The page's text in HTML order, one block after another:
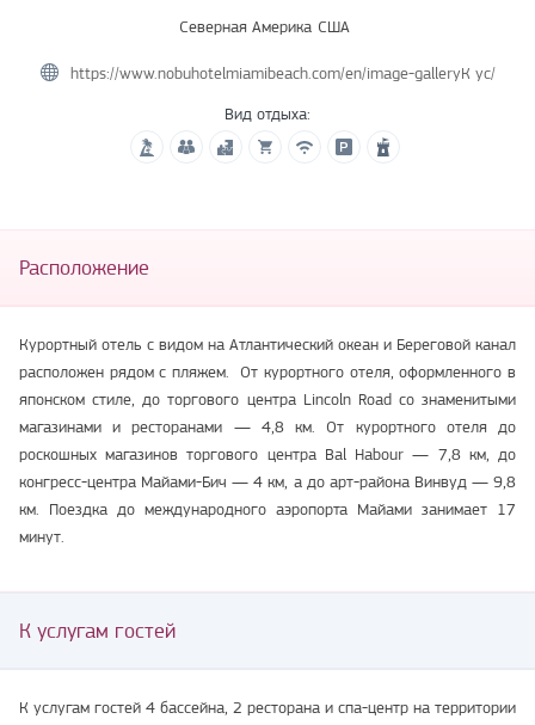
Северная Америка США
https://www.nobuhotelmiamibeach.com/en/image-galleryК ус/
Вид отдыха:
Расположение
Курортный отель с видом на Атлантический океан и Береговой канал
расположен рядом с пляжем. От курортного отеля, оформленного в
японском стиле, до торгового центра Lincoln Road со знаменитыми
магазинами и ресторанами — 4,8 км. От курортного отеля до
роскошных магазинов торгового центра Bal Habour — 7,8 км, до
конгресс-центра Майами-Бич — 4 км, а до арт-района Винвуд — 9,8
км. Поездка до международного аэропорта Майами занимает 17
минут.
К услугам гостей
К услугам гостей 4 бассейна, 2 ресторана и спа-центр на территории